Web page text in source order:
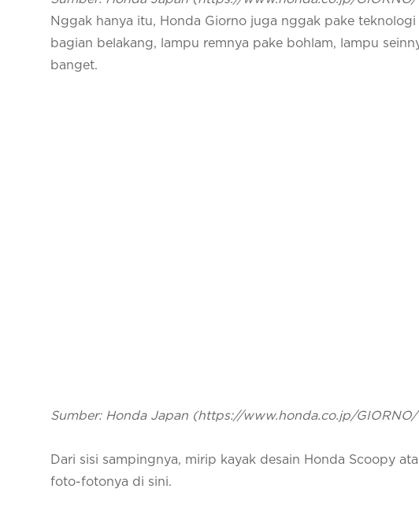
Nggak hanya itu, Honda Giorno juga nggak pake
bagian belakang, lampu remnya pake bohlam, lampu
banget.
Sumber: Honda Japan (https://www.honda.co.jp/
Dari sisi sampingnya, mirip kayak desain Honda Scoopy
foto-fotonya di sini.